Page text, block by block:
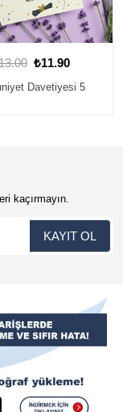
₺11.90
Davetiyesi 2
kaçırmayın.